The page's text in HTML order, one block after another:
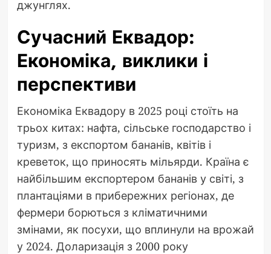
джунглях.
Сучасний Еквадор:
Економіка, виклики і
перспективи
Економіка Еквадору в 2025 році стоїть на
трьох китах: нафта, сільське господарство і
туризм, з експортом бананів, квітів і
креветок, що приносять мільярди. Країна є
найбільшим експортером бананів у світі, з
плантаціями в прибережних регіонах, де
фермери борються з кліматичними
змінами, як посухи, що вплинули на врожай
у 2024. Доларизація з 2000 року